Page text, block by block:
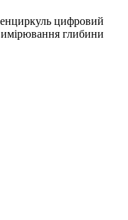
цифровий
глибини